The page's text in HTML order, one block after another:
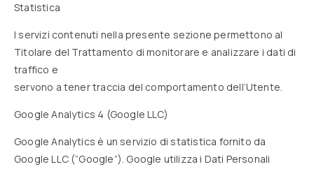
Statistica
I servizi contenuti nella presente sezione permettono al
Titolare del Trattamento di monitorare e analizzare i dati di
traffico e
servono a tener traccia del comportamento dell’Utente.
Google Analytics 4 (Google LLC)
Google Analytics è un servizio di statistica fornito da
Google LLC (“Google”). Google utilizza i Dati Personali